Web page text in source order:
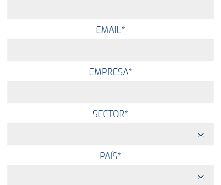
EMAIL*
EMPRESA*
SECTOR*
PAÍS*